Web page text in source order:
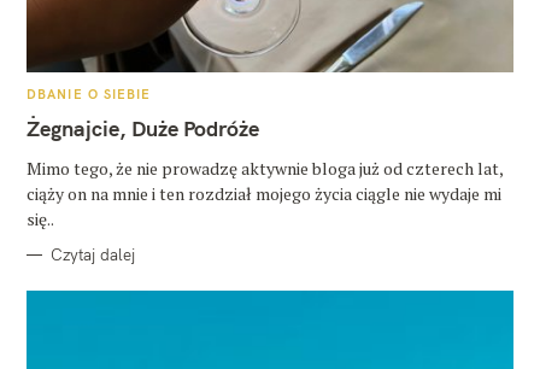
K
T
E
O
R
I
DBANIE O SIEBIE
Żegnajcie, Duże Podróże
Mimo tego, że nie prowadzę aktywnie bloga już od czterech lat,
ciąży on na mnie i ten rozdział mojego życia ciągle nie wydaje mi
się..
Czytaj dalej